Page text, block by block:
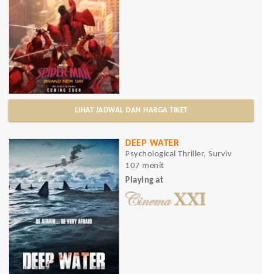
LIHAT JADWAL DAN HARGA TIKET
DEEP WATER
Psychological Thriller, Surviv
107 menit
Playing at